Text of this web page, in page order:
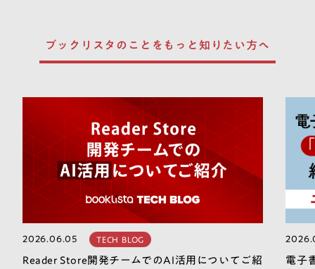
ブックリスタのことを もっと知りたい方へ
2026.06.05 TECH BLOG
Reader Store開発チームでのAI活用についてご紹
電子